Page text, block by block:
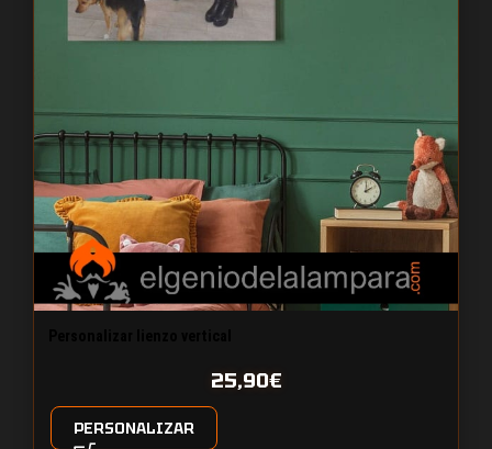
25,90€
PERSONALIZAR